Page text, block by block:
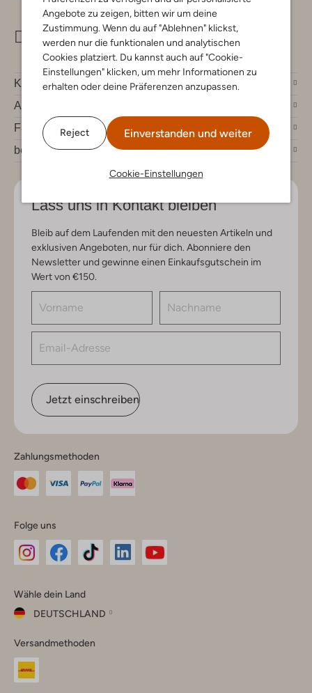
Angebote zu zeigen, bitten wir um deine
Zustimmung. Wenn du auf "Ablehnen" klickst,
werden nur die funktionalen und analytischen
Cookies platziert. Du kannst auch auf "Cookie-
Einstellungen" klicken, um mehr Informationen zu
erhalten oder deine Präferenzen anzupassen.
Reject Einverstanden und weiter
Cookie-Einstellungen
info@omoda.de
Kundenservice
Account
Fashion News
bei Omoda
Lass uns in Kontakt bleiben
Bleib auf dem Laufenden mit den neuesten Artikeln und
exklusiven Angeboten, nur für dich. Abonniere den
Newsletter und gewinne einen Einkaufsgutschein im
Wert von €150.
Jetzt einschreiben
Zahlungsmethoden
Folge uns
Instagram
Facebook
TikTok
Wähle dein Land
DEUTSCHLAND
dein
Land
Versandmethoden